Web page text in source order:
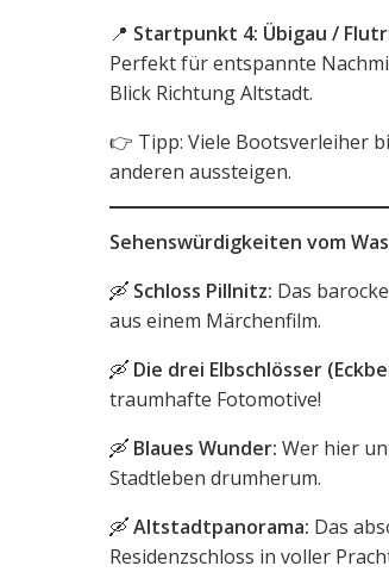
📍 Startpunkt 4: Übigau /
Perfekt für entspannte
Blick Richtung Altstadt.
👉 Tipp: Viele Bootsverleiher
anderen aussteigen.
Sehenswürdigkeiten vom
🛶 Schloss Pillnitz: Das
aus einem Märchenfilm.
🛶 Die drei Elbschlösser
traumhafte Fotomotive!
🛶 Blaues Wunder: Wer hier
Stadtleben drumherum.
🛶Altstadtpanorama: Das
Residenzschloss in voller